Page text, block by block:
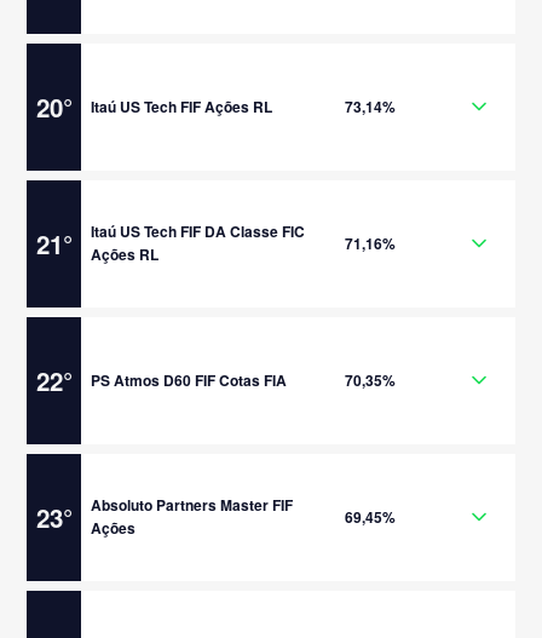
20° Itaú US Tech FIF Ações RL 73,14%
21°
Itaú US Tech FIF DA Classe FIC
Ações RL
71,16%
22° PS Atmos D60 FIF Cotas FIA 70,35%
23°
Absoluto Partners Master FIF
Ações
69,45%